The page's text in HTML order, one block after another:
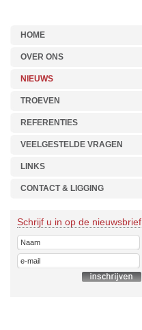
HOME
OVER ONS
NIEUWS
TROEVEN
REFERENTIES
VEELGESTELDE VRAGEN
LINKS
CONTACT & LIGGING
Schrijf u in op de nieuwsbrief